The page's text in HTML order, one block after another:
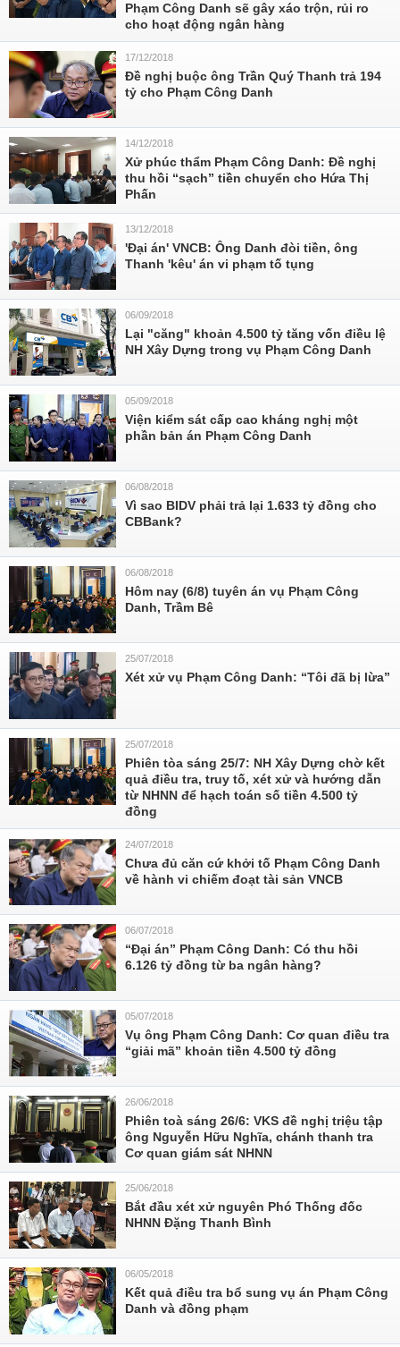
Phạm Công Danh sẽ gây xáo trộn, rủi ro
cho hoạt động ngân hàng
17/12/2018
Đề nghị buộc ông Trần Quý Thanh trả 194
tỷ cho Phạm Công Danh
14/12/2018
Xử phúc thẩm Phạm Công Danh: Đề nghị
thu hồi “sạch” tiền chuyển cho Hứa Thị
Phấn
13/12/2018
'Đại án' VNCB: Ông Danh đòi tiền, ông
Thanh 'kêu' án vi phạm tố tụng
06/09/2018
Lại "căng" khoản 4.500 tỷ tăng vốn điều lệ
NH Xây Dựng trong vụ Phạm Công Danh
05/09/2018
Viện kiểm sát cấp cao kháng nghị một
phần bản án Phạm Công Danh
06/08/2018
Vì sao BIDV phải trả lại 1.633 tỷ đồng cho
CBBank?
06/08/2018
Hôm nay (6/8) tuyên án vụ Phạm Công
Danh, Trầm Bê
25/07/2018
Xét xử vụ Phạm Công Danh: “Tôi đã bị lừa”
25/07/2018
Phiên tòa sáng 25/7: NH Xây Dựng chờ kết
quả điều tra, truy tố, xét xử và hướng dẫn
từ NHNN để hạch toán số tiền 4.500 tỷ
đồng
24/07/2018
Chưa đủ căn cứ khởi tố Phạm Công Danh
về hành vi chiếm đoạt tài sản VNCB
06/07/2018
“Đại án” Phạm Công Danh: Có thu hồi
6.126 tỷ đồng từ ba ngân hàng?
05/07/2018
Vụ ông Phạm Công Danh: Cơ quan điều tra
“giải mã” khoản tiền 4.500 tỷ đồng
26/06/2018
Phiên toà sáng 26/6: VKS đề nghị triệu tập
ông Nguyễn Hữu Nghĩa, chánh thanh tra
Cơ quan giám sát NHNN
25/06/2018
Bắt đầu xét xử nguyên Phó Thống đốc
NHNN Đặng Thanh Bình
06/05/2018
Kết quả điều tra bổ sung vụ án Phạm Công
Danh và đồng phạm